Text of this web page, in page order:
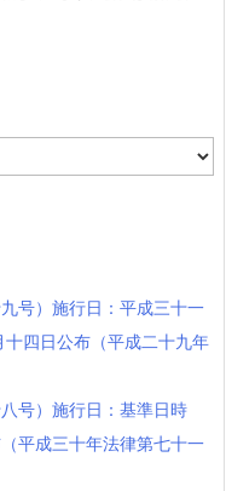
号）施行日：平成三十一
四日公布（平成二十九年
号）施行日：基準日時
平成三十年法律第七十一